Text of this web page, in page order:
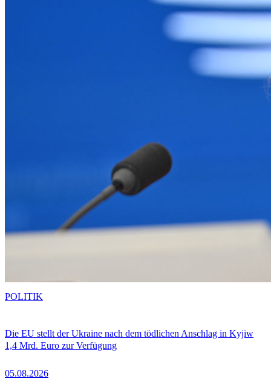
Die EU stellt der Ukraine nach dem tödlichen Anschlag in Kyjiw
1,4 Mrd. Euro zur Verfügung
05.08.2026
POLITIK